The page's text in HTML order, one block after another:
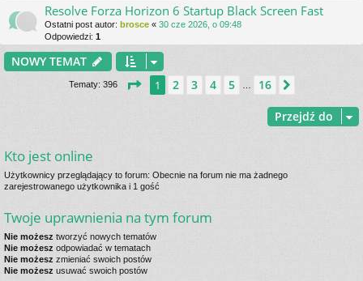
Resolve Forza Horizon 6 Startup Black Screen Fast
Ostatni post autor: brosce « 30 cze 2026, o 09:48
Odpowiedzi: 1
NOWY TEMAT
Tematy: 396 Strona z 16
1 2 3 4 5 16
Przejdź do
Kto jest online
Użytkownicy przeglądający to forum: Obecnie na forum nie ma żadnego
zarejestrowanego użytkownika i 1 gość
Twoje uprawnienia na tym forum
Nie możesz tworzyć nowych tematów
Nie możesz odpowiadać w tematach
Nie możesz zmieniać swoich postów
Nie możesz usuwać swoich postów